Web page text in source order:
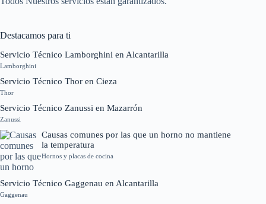
Destacamos para ti
Servicio Técnico Lamborghini en Alcantarilla
Lamborghini
Servicio Técnico Thor en Cieza
Thor
Servicio Técnico Zanussi en Mazarrón
Zanussi
Causas comunes por las que un horno no mantiene
la temperatura
Hornos y placas de cocina
Servicio Técnico Gaggenau en Alcantarilla
Gaggenau